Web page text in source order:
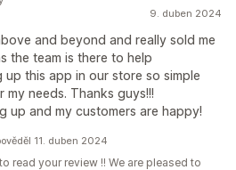
9. duben 2024
and beyond and really sold me
the team is there to help
up this app in our store so simple
needs. Thanks guys!!!
up and my customers are happy!
11. duben 2024
read your review !! We are pleased to